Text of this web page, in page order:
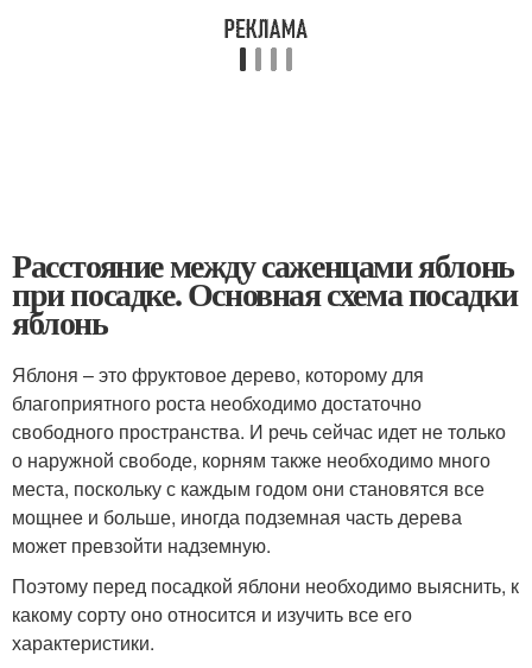
Расстояние между саженцами яблонь
при посадке. Основная схема посадки
яблонь
Яблоня – это фруктовое дерево, которому для
благоприятного роста необходимо достаточно
свободного пространства. И речь сейчас идет не только
о наружной свободе, корням также необходимо много
места, поскольку с каждым годом они становятся все
мощнее и больше, иногда подземная часть дерева
может превзойти надземную.
Поэтому перед посадкой яблони необходимо выяснить, к
какому сорту оно относится и изучить все его
характеристики.